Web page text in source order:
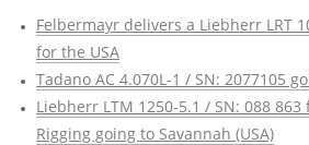
Felbermayr delivers a Liebherr LRT
for the USA
Tadano AC 4.070L-1 / SN: 2077105
Liebherr LTM 1250-5.1 / SN: 088
Rigging going to Savannah (USA)